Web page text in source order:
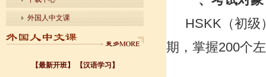
外国人中文课
【最新开班】 【汉语学习】
HSKK （初
期，掌握200个